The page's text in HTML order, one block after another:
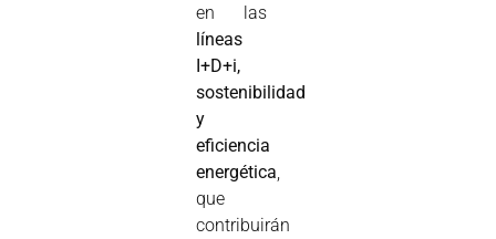
en las
líneas
I+D+i,
sostenibilidad
y
eficiencia
energética,
que
contribuirán